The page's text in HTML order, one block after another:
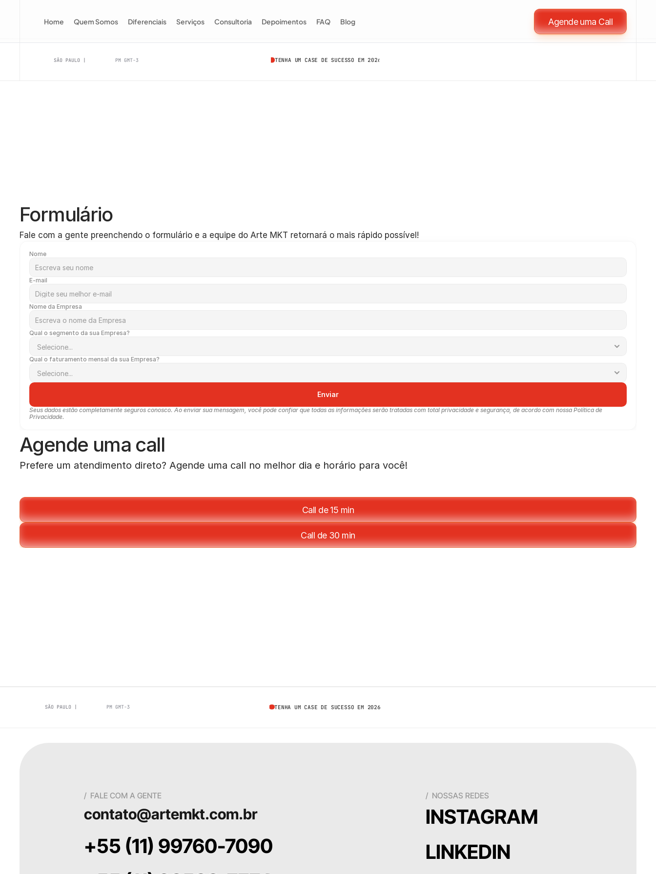
SÃO PAULO | PM GMT-3 TENHA UM CASE DE SUCESSO EM 2026
Formulário
Fale com a gente preenchendo o formulário e a equipe do Arte MKT retornará o mais rápido possível!
Nome
E-mail
Nome da Empresa
Qual o segmento da sua Empresa?
Qual o faturamento mensal da sua Empresa?
Enviar
Seus dados estão completamente seguros conosco. Ao enviar sua mensagem, você pode confiar que todas as informações serão tratadas com total privacidade e segurança, de acordo com nossa Política de
Privacidade.
Agende uma call
Prefere um atendimento direto? Agende uma call no melhor dia e horário para você!
Call de 15 min
Call de 30 min
SÃO PAULO | PM GMT-3 TENHA UM CASE DE SUCESSO EM 2026
/  FALE COM A GENTE
contato@artemkt.com.br
+55 (11) 99760-7090
/  NOSSAS REDES
INSTAGRAM
LINKEDIN
Agende uma Call
Home Quem Somos Diferenciais Serviços Consultoria Depoimentos FAQ Blog